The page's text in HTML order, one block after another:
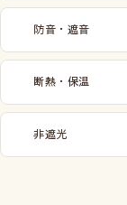
防音・遮音
断熱・保温
非遮光